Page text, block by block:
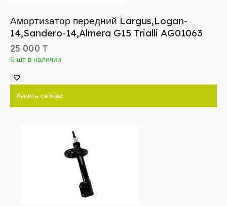
Амортизатор передний Largus,Logan-
14,Sandero-14,Almera G15 Trialli AG01063
25 000 ₸
6 шт в наличии
Купить сейчас